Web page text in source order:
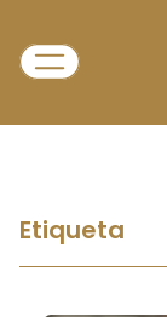
Etiqueta